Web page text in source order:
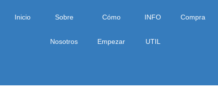
Inicio Sobre
Nosotros
Cómo
Empezar
INFO
UTIL
Compra